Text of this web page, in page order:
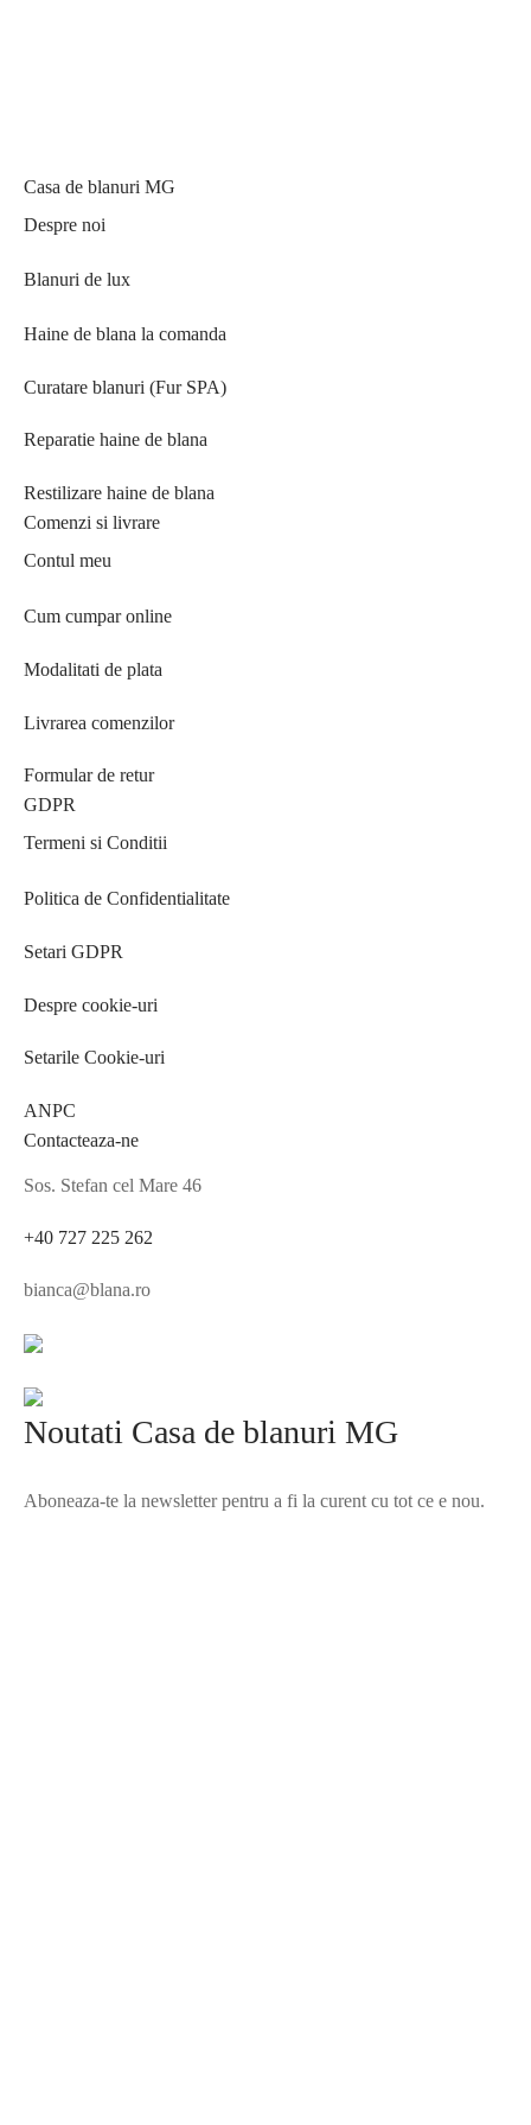
Casa de blanuri MG
Despre noi
Blanuri de lux
Haine de blana la comanda
Curatare blanuri (Fur SPA)
Reparatie haine de blana
Restilizare haine de blana
Comenzi si livrare
Contul meu
Cum cumpar online
Modalitati de plata
Livrarea comenzilor
Formular de retur
GDPR
Termeni si Conditii
Politica de Confidentialitate
Setari GDPR
Despre cookie-uri
Setarile Cookie-uri
ANPC
Contacteaza-ne
Sos. Stefan cel Mare 46
+40 727 225 262
bianca@blana.ro
Noutati Casa de blanuri MG
Aboneaza-te la newsletter pentru a fi la curent cu tot ce e nou.